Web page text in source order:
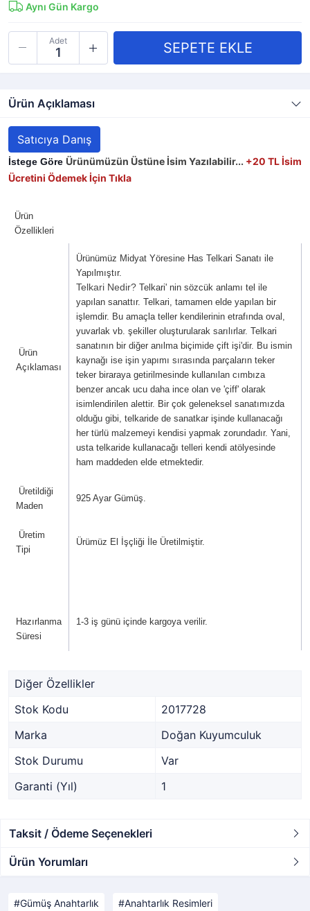
Aynı Gün Kargo
Adet
Ürün Açıklaması
Satıcıya Danış
İstege Göre Ürünümüzün Üstüne İsim Yazılabilir... +20 TLİsim
Ücretini Ödemek İçin Tıkla
Ürün
Özellikleri
Ürün
Açıklaması
Ürünümüz Midyat Yöresine Has Telkari Sanatı ile
Yapılmıştır.
Telkari Nedir? Telkari' nin sözcük anlamı tel ile
yapılan sanattır. Telkari, tamamen elde yapılan bir
işlemdir. Bu amaçla teller kendilerinin etrafında oval,
yuvarlak vb. şekiller oluşturularak sarılırlar. Telkari
sanatının bir diğer anılma biçimide çift işi'dir. Bu ismin
kaynağı ise işin yapımı sırasında parçaların teker
teker biraraya getirilmesinde kullanılan cımbıza
benzer ancak ucu daha ince olan ve 'çiff' olarak
isimlendirilen alettir. Bir çok geleneksel sanatımızda
olduğu gibi, telkaride de sanatkar işinde kullanacağı
her türlü malzemeyi kendisi yapmak zorundadır. Yani,
usta telkaride kullanacağı telleri kendi atölyesinde
ham maddeden elde etmektedir.
Üretildiği
Maden
925 Ayar Gümüş.
Üretim
Tipi
Ürümüz El İşçliği İle Üretilmiştir.
Hazırlanma
Süresi
1-3 iş günü içinde kargoya verilir.
Diğer Özellikler
Stok Kodu
2017728
Marka
Doğan Kuyumculuk
Stok Durumu
Var
Garanti (Yıl)
1
Taksit / Ödeme Seçenekleri
Ürün Yorumları
Gümüş Anahtarlık Anahtarlık Resimleri